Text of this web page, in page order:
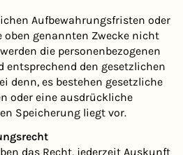
Aufbewahrungsfristen oder
oben genannten Zwecke nicht
die personenbezogenen
den gesetzlichen
denn, es bestehen gesetzliche
oder eine ausdrückliche
Speicherung liegt vor.
das Recht, jederzeit Auskunft